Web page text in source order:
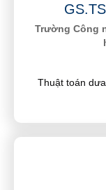
Trường Công
Thuật toán